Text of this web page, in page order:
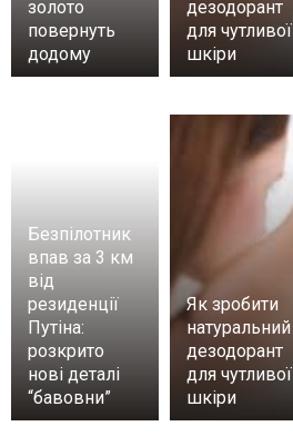
золото
повернуть
додому
дезодорант
для чутливої
шкіри
Безпілотник
впав за 3 км
від
резиденції
Путіна:
розкрито
нові деталі
“бавовни”
Як зробити
натуральний
дезодорант
для чутливої
шкіри